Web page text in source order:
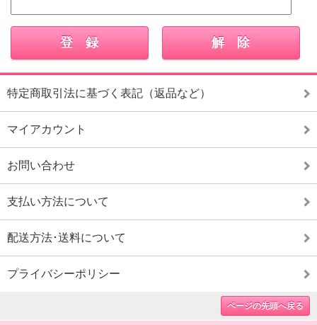
特定商取引法に基づく表記（返品など）
マイアカウント
お問い合わせ
支払い方法について
配送方法･送料について
プライバシーポリシー
ページの先頭へ戻る